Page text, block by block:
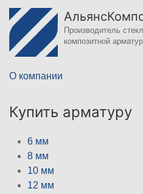
Производитель
композитной
О компании
Купить арматуру
6 мм
8 мм
10 мм
12 мм